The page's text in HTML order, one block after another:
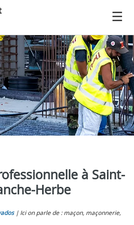
à Saint-
Herbe
Ici on parle de : maçon, maçonnerie,